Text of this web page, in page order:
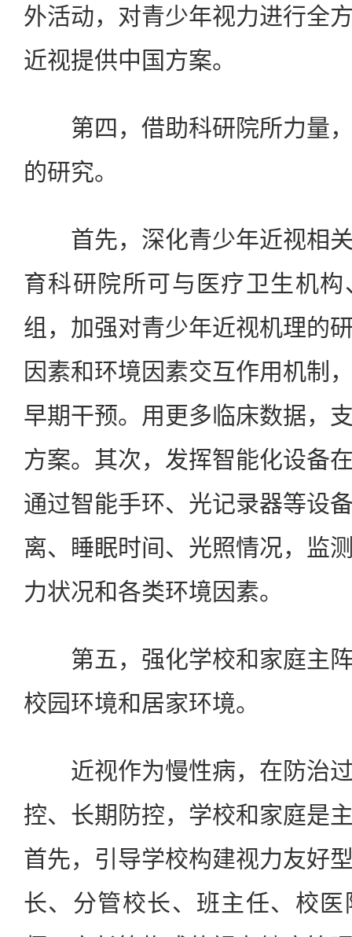
外活动，对青少年视力进行全
近视提供中国方案。
第四，借助科研院所力量，
的研究。
首先，深化青少年近视相关
育科研院所可与医疗卫生机
组，加强对青少年近视机理的
因素和环境因素交互作用机制
早期干预。用更多临床数据，
方案。其次，发挥智能化设备
通过智能手环、光记录器等设
离、睡眠时间、光照情况，监
力状况和各类环境因素。
第五，强化学校和家庭主阵
校园环境和居家环境。
近视作为慢性病，在防治过
控、长期防控，学校和家庭是
首先，引导学校构建视力友好
长、分管校长、班主任、校